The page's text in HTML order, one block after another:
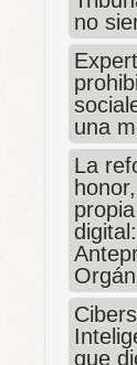
no
una
La
que